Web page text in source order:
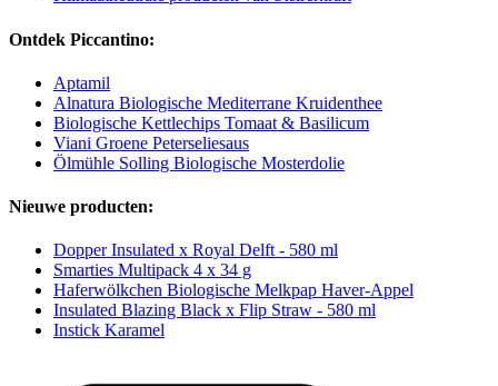
Ontdek Piccantino:
Aptamil
Alnatura Biologische Mediterrane Kruidenthee
Biologische Kettlechips Tomaat & Basilicum
Viani Groene Peterseliesaus
Ölmühle Solling Biologische Mosterdolie
Nieuwe producten:
Dopper Insulated x Royal Delft - 580 ml
Smarties Multipack 4 x 34 g
Haferwölkchen Biologische Melkpap Haver-Appel
Insulated Blazing Black x Flip Straw - 580 ml
Instick Karamel